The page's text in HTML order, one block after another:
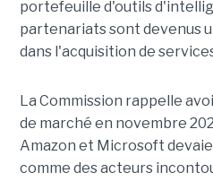
portefeuille d'outils
partenariats sont devenus
dans l'acquisition de
La Commission rappelle
de marché en novembre
Amazon et Microsoft
comme des acteurs